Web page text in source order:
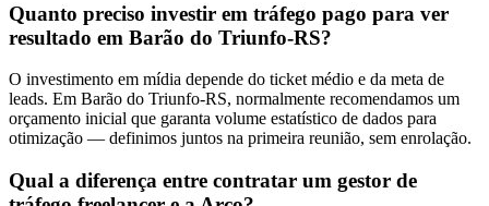
Quanto preciso investir em tráfego pago para ver
resultado em Barão do Triunfo-RS?
O investimento em mídia depende do ticket médio e da meta de
leads. Em Barão do Triunfo-RS, normalmente recomendamos um
orçamento inicial que garanta volume estatístico de dados para
otimização — definimos juntos na primeira reunião, sem enrolação.
Qual a diferença entre contratar um gestor de